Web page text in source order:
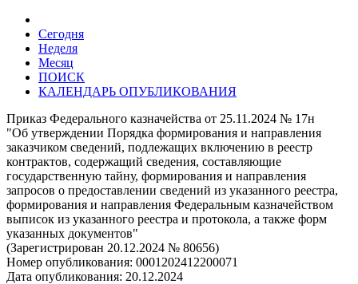
Сегодня
Неделя
Месяц
ПОИСК
КАЛЕНДАРЬ ОПУБЛИКОВАНИЯ
Приказ Федерального казначейства от 25.11.2024 № 17н
"Об утверждении Порядка формирования и направления
заказчиком сведений, подлежащих включению в реестр
контрактов, содержащий сведения, составляющие
государственную тайну, формирования и направления
запросов о предоставлении сведений из указанного реестра,
формирования и направления Федеральным казначейством
выписок из указанного реестра и протокола, а также форм
указанных документов"
(Зарегистрирован 20.12.2024 № 80656)
Номер опубликования: 0001202412200071
Дата опубликования: 20.12.2024